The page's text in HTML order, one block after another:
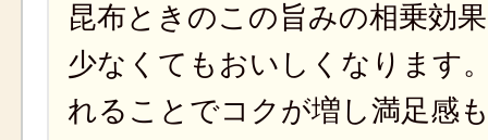
昆布ときのこの旨みの相乗効
少なくてもおいしくなります
れることでコクが増し満足感